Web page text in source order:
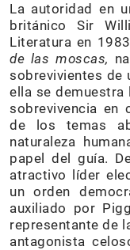
La autoridad en
británico Sir
Literatura en
de las moscas,
sobrevivientes de
ella se demuestra
sobrevivencia en
de los temas
naturaleza
papel del guía.
atractivo líder
un orden
auxiliado por
representante de
antagonista